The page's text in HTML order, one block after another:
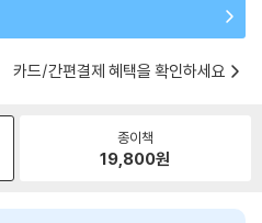
카드/간편결제 혜택을 확인하세요
종이책
19,800원